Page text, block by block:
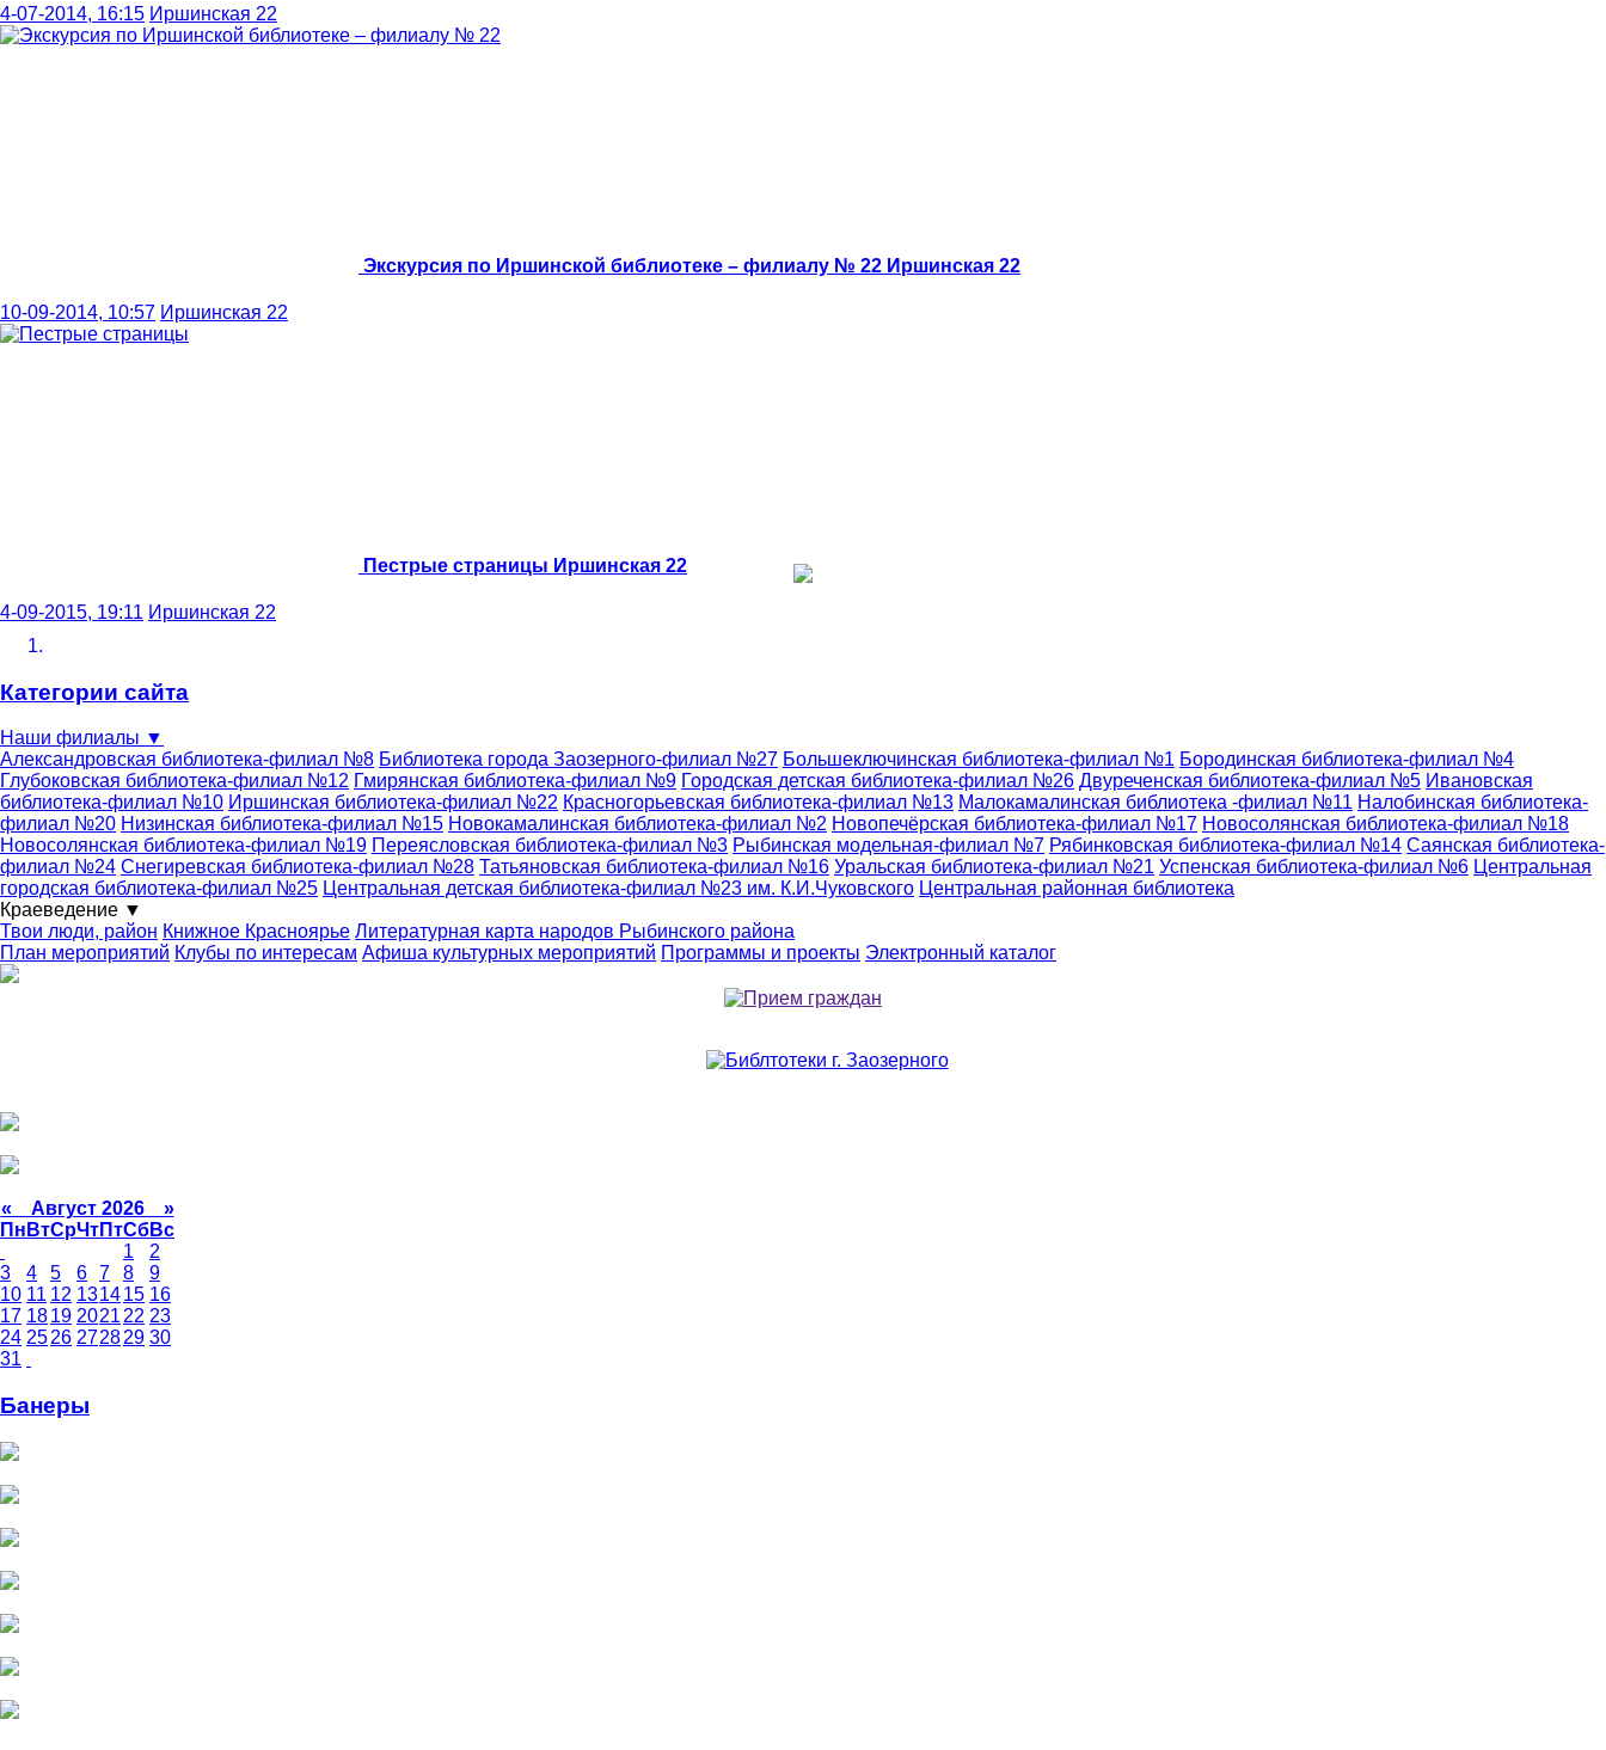
4-07-2014, 16:15 Иршинская 22
Экскурсия по Иршинской библиотеке – филиалу № 22 Иршинская 22
10-09-2014, 10:57 Иршинская 22
Пестрые страницы Иршинская 22
4-09-2015, 19:11 Иршинская 22
Категории сайта
Наши филиалы ▼
Александровская библиотека-филиал №8 Библиотека города Заозерного-филиал №27 Большеключинская библиотека-филиал №1 Бородинская библиотека-филиал №4
Глубоковская библиотека-филиал №12 Гмирянская библиотека-филиал №9 Городская детская библиотека-филиал №26 Двуреченская библиотека-филиал №5 Ивановская
библиотека-филиал №10 Иршинская библиотека-филиал №22 Красногорьевская библиотека-филиал №13 Малокамалинская библиотека -филиал №11 Налобинская библиотека-
филиал №20 Низинская библиотека-филиал №15 Новокамалинская библиотека-филиал №2 Новопечёрская библиотека-филиал №17 Новосолянская библиотека-филиал №18
Новосолянская библиотека-филиал №19 Переясловская библиотека-филиал №3 Рыбинская модельная-филиал №7 Рябинковская библиотека-филиал №14 Саянская библиотека-
филиал №24 Снегиревская библиотека-филиал №28 Татьяновская библиотека-филиал №16 Уральская библиотека-филиал №21 Успенская библиотека-филиал №6 Центральная
городская библиотека-филиал №25 Центральная детская библиотека-филиал №23 им. К.И.Чуковского Центральная районная библиотека
Краеведение ▼
Твои люди, район Книжное Красноярье Литературная карта народов Рыбинского района
План мероприятий Клубы по интересам Афиша культурных мероприятий Программы и проекты Электронный каталог
« Август 2026 »
Пн ВтСрЧтПтСбВс
1
2
3
4 5 6 7 8
9
10 11 12 131415 16
17 1819 2021 22 23
24 2526 272829 30
31
Банеры